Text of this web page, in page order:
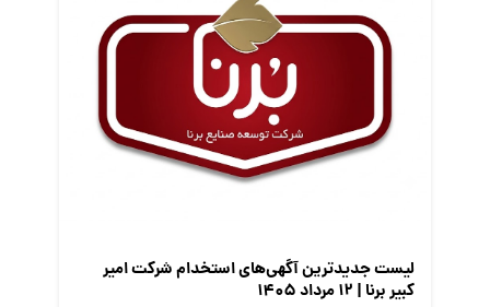
کارفرمایان
گزارش‌های آماری
معرفی متخصصان منابع انسانی
لیست جدیدترین آگهی‌های استخدام شرکت امیر
کبیر برنا | ۱۲ مرداد ۱۴۰۵